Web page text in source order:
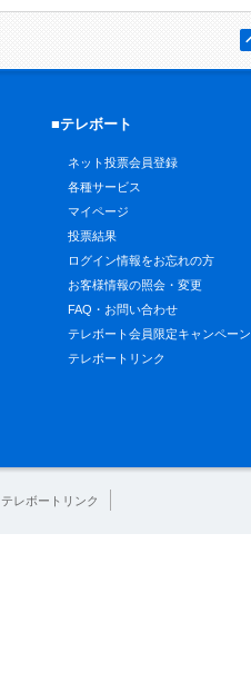
■テレボート
ネット投票会員登録
各種サービス
マイページ
投票結果
ログイン情報をお忘れの方
お客様情報の照会・変更
FAQ・お問い合わせ
テレボート会員限定キャンペーン
テレボートリンク
テレボートリンク